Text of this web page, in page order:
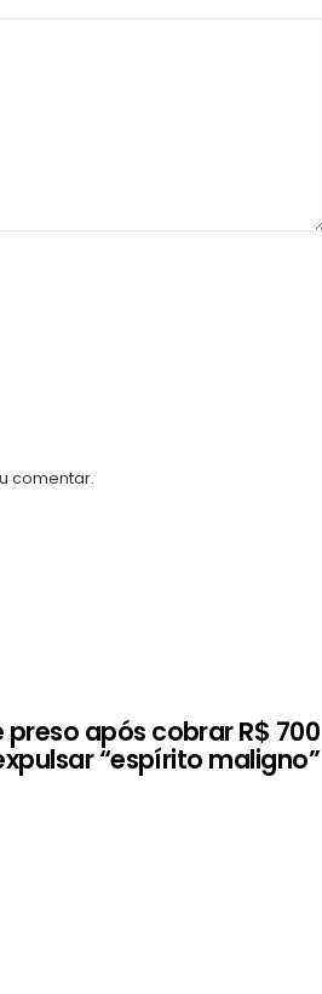
comentar.
preso após cobrar R$ 700
“espírito maligno”